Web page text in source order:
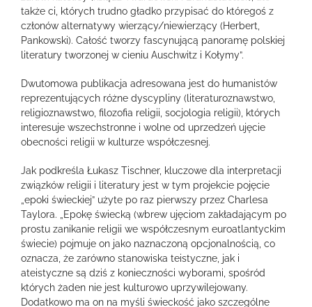
także ci, których trudno gładko przypisać do któregoś z
członów alternatywy wierzący/niewierzący (Herbert,
Pankowski). Całość tworzy fascynującą panoramę polskiej
literatury tworzonej w cieniu Auschwitz i Kołymy”.
Dwutomowa publikacja adresowana jest do humanistów
reprezentujących różne dyscypliny (literaturoznawstwo,
religioznawstwo, filozofia religii, socjologia religii), których
interesuje wszechstronne i wolne od uprzedzeń ujęcie
obecności religii w kulturze współczesnej.
Jak podkreśla Łukasz Tischner, kluczowe dla interpretacji
związków religii i literatury jest w tym projekcie pojęcie
„epoki świeckiej” użyte po raz pierwszy przez Charlesa
Taylora. „Epokę świecką (wbrew ujęciom zakładającym po
prostu zanikanie religii we współczesnym euroatlantyckim
świecie) pojmuje on jako naznaczoną opcjonalnością, co
oznacza, że zarówno stanowiska teistyczne, jak i
ateistyczne są dziś z konieczności wyborami, spośród
których żaden nie jest kulturowo uprzywilejowany.
Dodatkowo ma on na myśli świeckość jako szczególne